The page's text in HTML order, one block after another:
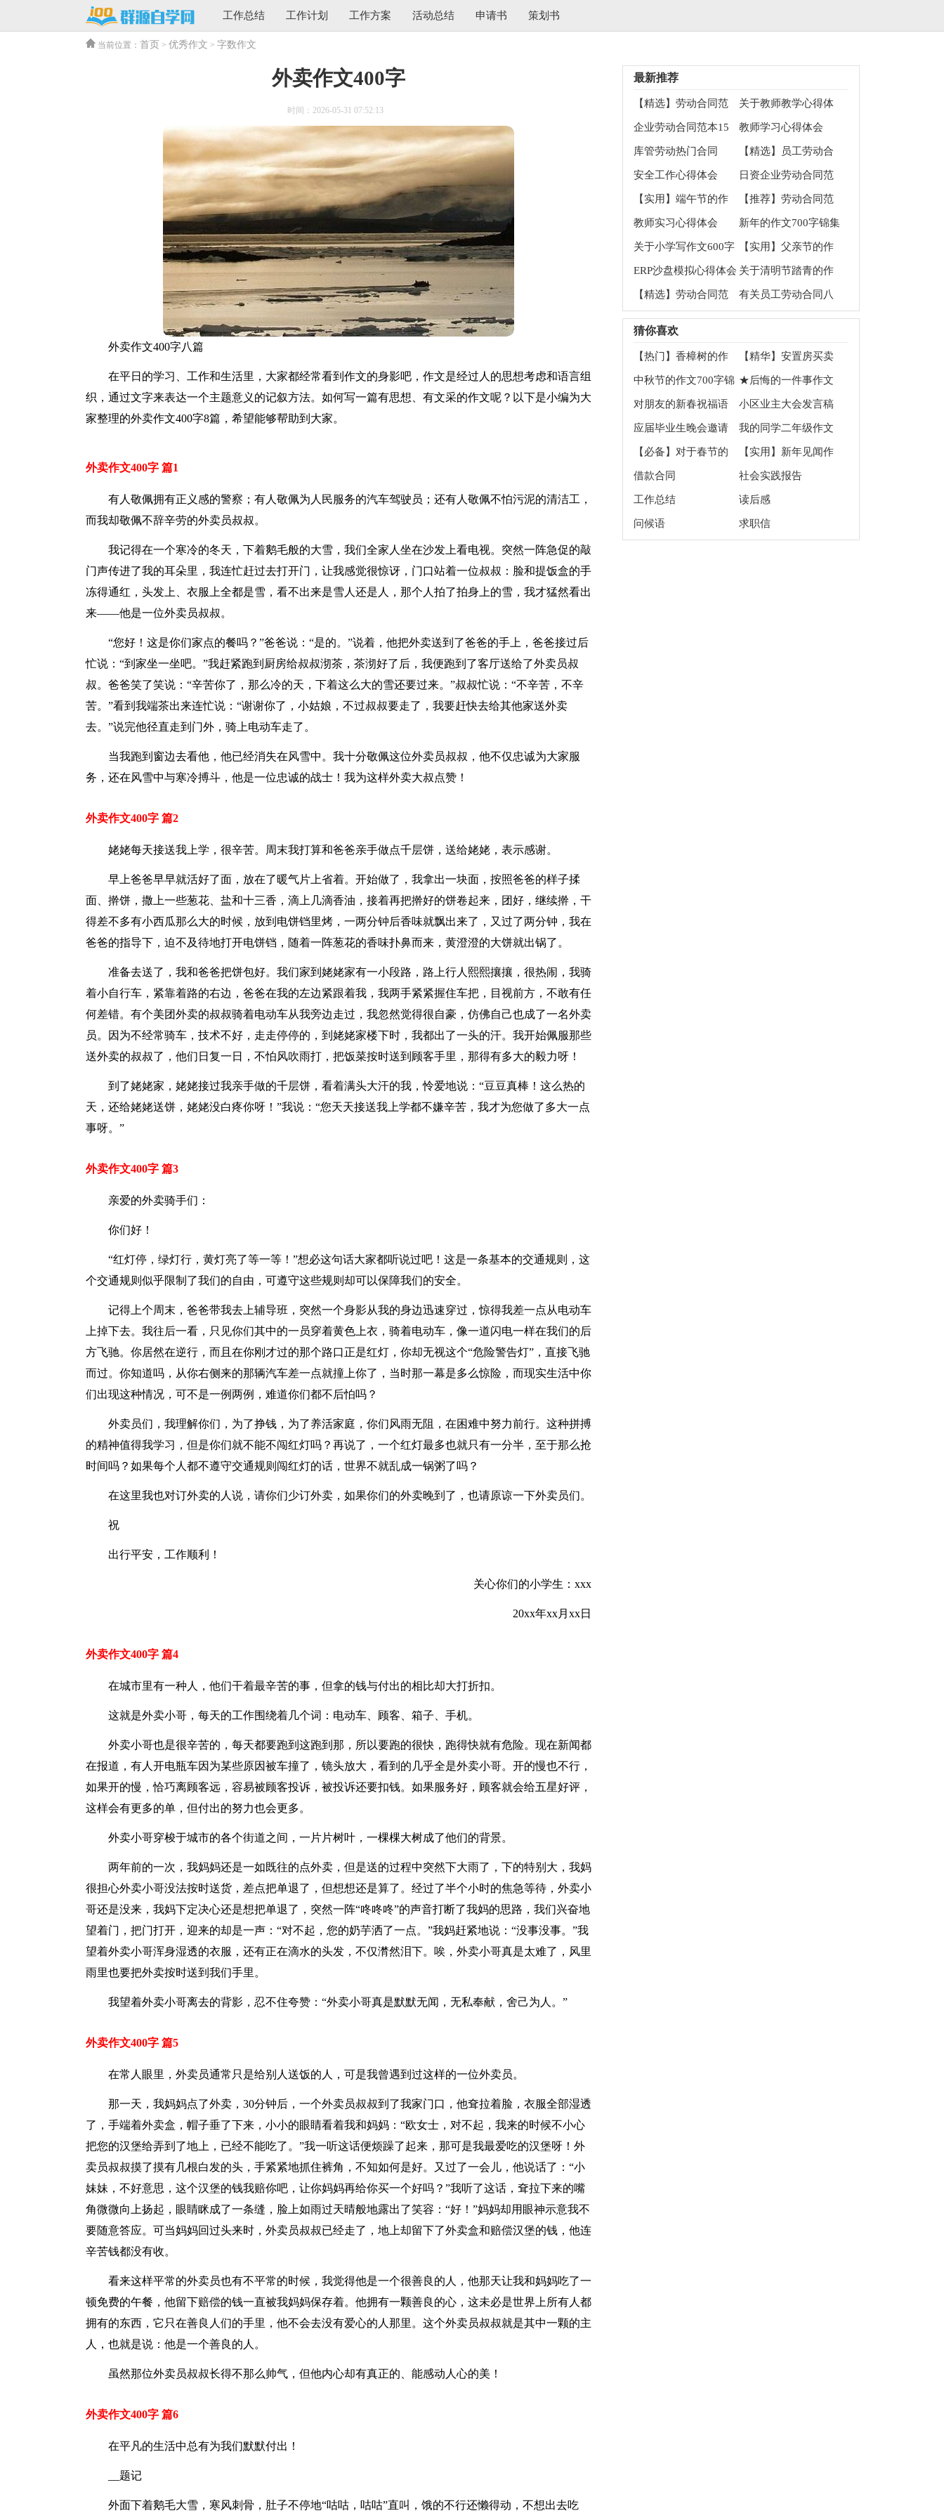
工作总结 工作计划 工作方案 活动总结 申请书 策划书
当前位置： 首页 > 优秀作文 > 字数作文
外卖作文400字
时间：2026-05-31 07:52:13
外卖作文400字八篇
在平日的学习、工作和生活里，大家都经常看到作文的身影吧，作文是经过人的思想考虑和语言组
织，通过文字来表达一个主题意义的记叙方法。如何写一篇有思想、有文采的作文呢？以下是小编为大
家整理的外卖作文400字8篇，希望能够帮助到大家。
外卖作文400字 篇1
有人敬佩拥有正义感的警察；有人敬佩为人民服务的汽车驾驶员；还有人敬佩不怕污泥的清洁工，
而我却敬佩不辞辛劳的外卖员叔叔。
我记得在一个寒冷的冬天，下着鹅毛般的大雪，我们全家人坐在沙发上看电视。突然一阵急促的敲
门声传进了我的耳朵里，我连忙赶过去打开门，让我感觉很惊讶，门口站着一位叔叔：脸和提饭盒的手
冻得通红，头发上、衣服上全都是雪，看不出来是雪人还是人，那个人拍了拍身上的雪，我才猛然看出
来——他是一位外卖员叔叔。
“您好！这是你们家点的餐吗？”爸爸说：“是的。”说着，他把外卖送到了爸爸的手上，爸爸接过后
忙说：“到家坐一坐吧。”我赶紧跑到厨房给叔叔沏茶，茶沏好了后，我便跑到了客厅送给了外卖员叔
叔。爸爸笑了笑说：“辛苦你了，那么冷的天，下着这么大的雪还要过来。”叔叔忙说：“不辛苦，不辛
苦。”看到我端茶出来连忙说：“谢谢你了，小姑娘，不过叔叔要走了，我要赶快去给其他家送外卖
去。”说完他径直走到门外，骑上电动车走了。
当我跑到窗边去看他，他已经消失在风雪中。我十分敬佩这位外卖员叔叔，他不仅忠诚为大家服
务，还在风雪中与寒冷搏斗，他是一位忠诚的战士！我为这样外卖大叔点赞！
外卖作文400字 篇2
姥姥每天接送我上学，很辛苦。周末我打算和爸爸亲手做点千层饼，送给姥姥，表示感谢。
早上爸爸早早就活好了面，放在了暖气片上省着。开始做了，我拿出一块面，按照爸爸的样子揉
面、擀饼，撒上一些葱花、盐和十三香，滴上几滴香油，接着再把擀好的饼卷起来，团好，继续擀，干
得差不多有小西瓜那么大的时候，放到电饼铛里烤，一两分钟后香味就飘出来了，又过了两分钟，我在
爸爸的指导下，迫不及待地打开电饼铛，随着一阵葱花的香味扑鼻而来，黄澄澄的大饼就出锅了。
准备去送了，我和爸爸把饼包好。我们家到姥姥家有一小段路，路上行人熙熙攘攘，很热闹，我骑
着小自行车，紧靠着路的右边，爸爸在我的左边紧跟着我，我两手紧紧握住车把，目视前方，不敢有任
何差错。有个美团外卖的叔叔骑着电动车从我旁边走过，我忽然觉得很自豪，仿佛自己也成了一名外卖
员。因为不经常骑车，技术不好，走走停停的，到姥姥家楼下时，我都出了一头的汗。我开始佩服那些
送外卖的叔叔了，他们日复一日，不怕风吹雨打，把饭菜按时送到顾客手里，那得有多大的毅力呀！
到了姥姥家，姥姥接过我亲手做的千层饼，看着满头大汗的我，怜爱地说：“豆豆真棒！这么热的
天，还给姥姥送饼，姥姥没白疼你呀！”我说：“您天天接送我上学都不嫌辛苦，我才为您做了多大一点
事呀。”
外卖作文400字 篇3
亲爱的外卖骑手们：
你们好！
“红灯停，绿灯行，黄灯亮了等一等！”想必这句话大家都听说过吧！这是一条基本的交通规则，这
个交通规则似乎限制了我们的自由，可遵守这些规则却可以保障我们的安全。
记得上个周末，爸爸带我去上辅导班，突然一个身影从我的身边迅速穿过，惊得我差一点从电动车
上掉下去。我往后一看，只见你们其中的一员穿着黄色上衣，骑着电动车，像一道闪电一样在我们的后
方飞驰。你居然在逆行，而且在你刚才过的那个路口正是红灯，你却无视这个“危险警告灯”，直接飞驰
而过。你知道吗，从你右侧来的那辆汽车差一点就撞上你了，当时那一幕是多么惊险，而现实生活中你
们出现这种情况，可不是一例两例，难道你们都不后怕吗？
外卖员们，我理解你们，为了挣钱，为了养活家庭，你们风雨无阻，在困难中努力前行。这种拼搏
的精神值得我学习，但是你们就不能不闯红灯吗？再说了，一个红灯最多也就只有一分半，至于那么抢
时间吗？如果每个人都不遵守交通规则闯红灯的话，世界不就乱成一锅粥了吗？
在这里我也对订外卖的人说，请你们少订外卖，如果你们的外卖晚到了，也请原谅一下外卖员们。
祝
出行平安，工作顺利！
关心你们的小学生：xxx
20xx年xx月xx日
外卖作文400字 篇4
在城市里有一种人，他们干着最辛苦的事，但拿的钱与付出的相比却大打折扣。
这就是外卖小哥，每天的工作围绕着几个词：电动车、顾客、箱子、手机。
外卖小哥也是很辛苦的，每天都要跑到这跑到那，所以要跑的很快，跑得快就有危险。现在新闻都
在报道，有人开电瓶车因为某些原因被车撞了，镜头放大，看到的几乎全是外卖小哥。开的慢也不行，
如果开的慢，恰巧离顾客远，容易被顾客投诉，被投诉还要扣钱。如果服务好，顾客就会给五星好评，
这样会有更多的单，但付出的努力也会更多。
外卖小哥穿梭于城市的各个街道之间，一片片树叶，一棵棵大树成了他们的背景。
两年前的一次，我妈妈还是一如既往的点外卖，但是送的过程中突然下大雨了，下的特别大，我妈
很担心外卖小哥没法按时送货，差点把单退了，但想想还是算了。经过了半个小时的焦急等待，外卖小
哥还是没来，我妈下定决心还是想把单退了，突然一阵“咚咚咚”的声音打断了我妈的思路，我们兴奋地
望着门，把门打开，迎来的却是一声：“对不起，您的奶芋洒了一点。”我妈赶紧地说：“没事没事。”我
望着外卖小哥浑身湿透的衣服，还有正在滴水的头发，不仅潸然泪下。唉，外卖小哥真是太难了，风里
雨里也要把外卖按时送到我们手里。
我望着外卖小哥离去的背影，忍不住夸赞：“外卖小哥真是默默无闻，无私奉献，舍己为人。”
外卖作文400字 篇5
在常人眼里，外卖员通常只是给别人送饭的人，可是我曾遇到过这样的一位外卖员。
那一天，我妈妈点了外卖，30分钟后，一个外卖员叔叔到了我家门口，他耷拉着脸，衣服全部湿透
了，手端着外卖盒，帽子垂了下来，小小的眼睛看着我和妈妈：“欧女士，对不起，我来的时候不小心
把您的汉堡给弄到了地上，已经不能吃了。”我一听这话便烦躁了起来，那可是我最爱吃的汉堡呀！外
卖员叔叔摸了摸有几根白发的头，手紧紧地抓住裤角，不知如何是好。又过了一会儿，他说话了：“小
妹妹，不好意思，这个汉堡的钱我赔你吧，让你妈妈再给你买一个好吗？”我听了这话，耷拉下来的嘴
角微微向上扬起，眼睛眯成了一条缝，脸上如雨过天晴般地露出了笑容：“好！”妈妈却用眼神示意我不
要随意答应。可当妈妈回过头来时，外卖员叔叔已经走了，地上却留下了外卖盒和赔偿汉堡的钱，他连
辛苦钱都没有收。
看来这样平常的外卖员也有不平常的时候，我觉得他是一个很善良的人，他那天让我和妈妈吃了一
顿免费的午餐，他留下赔偿的钱一直被我妈妈保存着。他拥有一颗善良的心，这未必是世界上所有人都
拥有的东西，它只在善良人们的手里，他不会去没有爱心的人那里。这个外卖员叔叔就是其中一颗的主
人，也就是说：他是一个善良的人。
虽然那位外卖员叔叔长得不那么帅气，但他内心却有真正的、能感动人心的美！
外卖作文400字 篇6
在平凡的生活中总有为我们默默付出！
__题记
外面下着鹅毛大雪，寒风刺骨，肚子不停地“咕咕，咕咕”直叫，饿的不行还懒得动，不想出去吃
最新推荐
【精选】劳动合同范
文集合十篇
关于教师教学心得体
会3篇
企业劳动合同范本15
篇
教师学习心得体会
库管劳动热门合同
【精选】员工劳动合
同集锦七篇
安全工作心得体会
日资企业劳动合同范
本
【实用】端午节的作
文200字集合9篇
【推荐】劳动合同范
文汇总七篇
教师实习心得体会
新年的作文700字锦集
八篇
关于小学写作文600字
合集十篇
【实用】父亲节的作
文700字9篇
ERP沙盘模拟心得体会 关于清明节踏青的作
文700字三篇
【精选】劳动合同范
有关员工劳动合同八
猜你喜欢
【热门】香樟树的作
文7篇
【精华】安置房买卖
合同四篇
中秋节的作文700字锦
集9篇
★后悔的一件事作文
11篇
对朋友的新春祝福语 小区业主大会发言稿
应届毕业生晚会邀请
函
我的同学二年级作文
15篇
【必备】对于春节的
祝福语汇编五篇
【实用】新年见闻作
文400字3篇
借款合同 社会实践报告
工作总结 读后感
问候语 求职信